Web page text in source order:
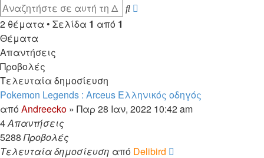
Αναζήτηση
2 θέματα • Σελίδα 1 από 1
Θέματα
Απαντήσεις
Προβολές
Τελευταία δημοσίευση
Pokemon Legends : Arceus Ελληνικός οδηγός
απόAndreecko » Παρ 28 Ιαν, 2022 10:42 am
4Απαντήσεις
5288Προβολές
Τελευταία δημοσίευση από Delibird